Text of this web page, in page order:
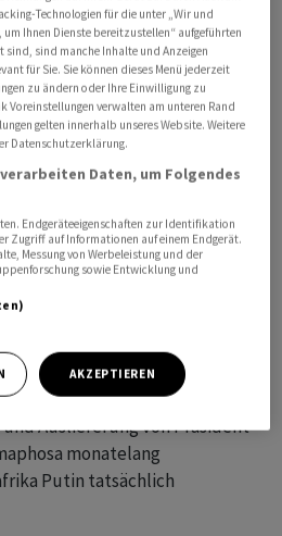
unter internationalem
russischen Präsidenten trotz
Strafgerichtshof (IStGH)
zu dem Gipfeltreffen der
eingeladen hatte.
hatte den Haftbefehl gegen
Südafrikas Präsident
habe Südafrika
Südafrika habe daher
mit der Umsetzung eines
Auslieferung von Präsident
monatelang
Putin tatsächlich
Technologien für die unter „Wir und
Ihnen Dienste bereitzustellen“ aufgeführten
sind, sind manche Inhalte und Anzeigen
für Sie. Sie können dieses Menü jederzeit
zu ändern oder Ihre Einwilligung zu
Voreinstellungen verwalten am unteren Rand
gelten innerhalb unseres Website. Weitere
Datenschutzerklärung.
Daten, um Folgendes
Endgeräteeigenschaften zur Identifikation
Zugriff auf Informationen auf einem Endgerät.
Messung von Werbeleistung und der
sowie Entwicklung und
AKZEPTIEREN